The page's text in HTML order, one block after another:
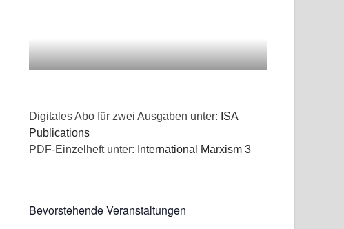
Digitales Abo für zwei Ausgaben unter: ISA
Publications
PDF-Einzelheft unter: International Marxism 3
Bevorstehende Veranstaltungen